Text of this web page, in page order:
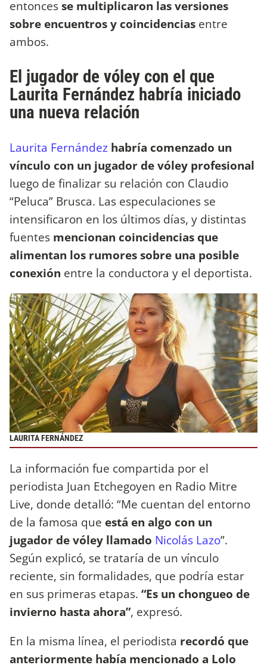
entoncesse multiplicaron las versiones
sobre encuentros y coincidencias entre
ambos.
El jugador de vóley con el que
Laurita Fernández habría iniciado
una nueva relación
Laurita Fernández habría comenzado un
vínculo con un jugador de vóley profesional
luego de finalizar su relación con Claudio
“Peluca” Brusca. Las especulaciones se
intensificaron en los últimos días, y distintas
fuentes mencionan coincidencias que
alimentan los rumores sobre una posible
conexión entre la conductora y el deportista.
LAURITA FERNÁNDEZ
La información fue compartida por el
periodista Juan Etchegoyen en Radio Mitre
Live, donde detalló: “Me cuentan del entorno
de la famosa que está en algo con un
jugador de vóley llamado Nicolás Lazo”.
Según explicó, se trataría de un vínculo
reciente, sin formalidades, que podría estar
en sus primeras etapas. “Es un chongueo de
invierno hasta ahora”, expresó.
En la misma línea, el periodista recordó que
anteriormente había mencionado a Lolo